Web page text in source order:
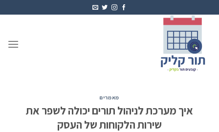
to
content
מאמרים
איך מערכת לניהול תורים יכולה לשפר את
שירות הלקוחות של העסק